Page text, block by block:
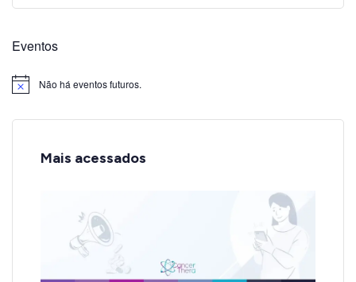
Eventos
Notice Não há eventos futuros.
Mais acessados